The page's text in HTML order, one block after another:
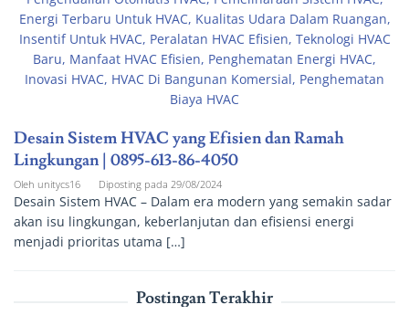
Desain Sistem HVAC yang Efisien dan Ramah
Lingkungan | 0895-613-86-4050
Oleh unitycs16 Diposting pada 29/08/2024
Desain Sistem HVAC – Dalam era modern yang semakin sadar
akan isu lingkungan, keberlanjutan dan efisiensi energi
menjadi prioritas utama […]
Postingan Terakhir